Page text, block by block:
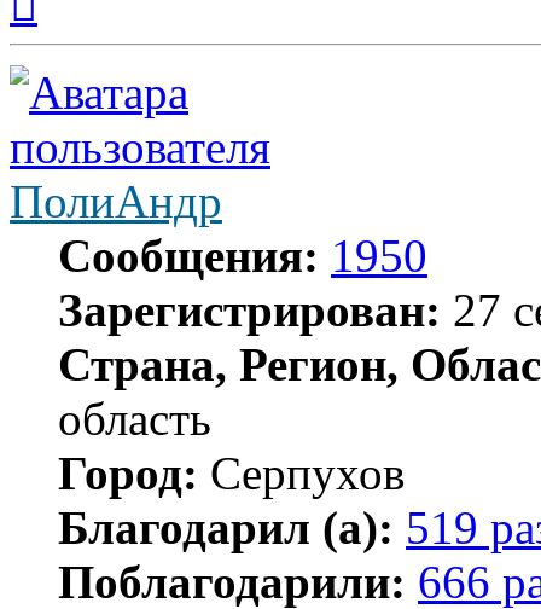
началу
ПолиАндр
Сообщения: 1950
Зарегистрирован: 27
Страна, Регион,
область
Город: Серпухов
Благодарил (а): 519
Поблагодарили: 666